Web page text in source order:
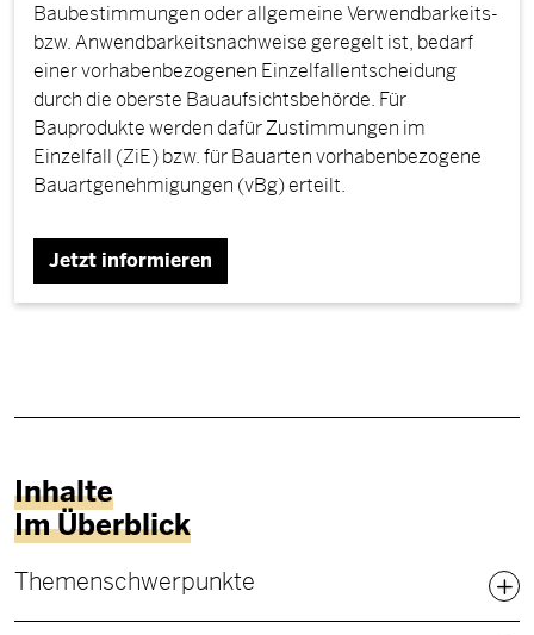
Baubestimmungen oder allgemeine Verwendbarkeits-
bzw. Anwendbarkeitsnachweise geregelt ist, bedarf
einer vorhabenbezogenen Einzelfallentscheidung
durch die oberste Bauaufsichtsbehörde. Für
Bauprodukte werden dafür Zustimmungen im
Einzelfall (ZiE) bzw. für Bauarten vorhabenbezogene
Bauartgenehmigungen (vBg) erteilt.
Jetzt informieren
Inhalte
Im Überblick
Fußbereich Sitemap
Themenschwerpunkte